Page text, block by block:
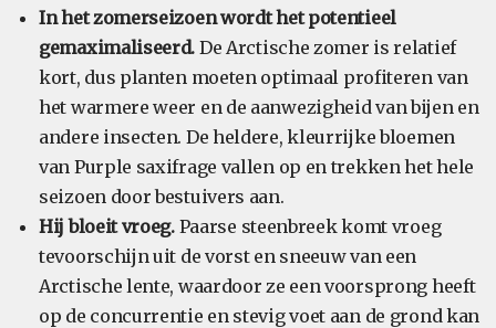
In het zomerseizoen wordt het potentieel
gemaximaliseerd. De Arctische zomer is relatief
kort, dus planten moeten optimaal profiteren van
het warmere weer en de aanwezigheid van bijen en
andere insecten. De heldere, kleurrijke bloemen
van Purple saxifrage vallen op en trekken het hele
seizoen door bestuivers aan.
Hij bloeit vroeg.Paarse steenbreek komt vroeg
tevoorschijn uit de vorst en sneeuw van een
Arctische lente, waardoor ze een voorsprong heeft
op de concurrentie en stevig voet aan de grond kan